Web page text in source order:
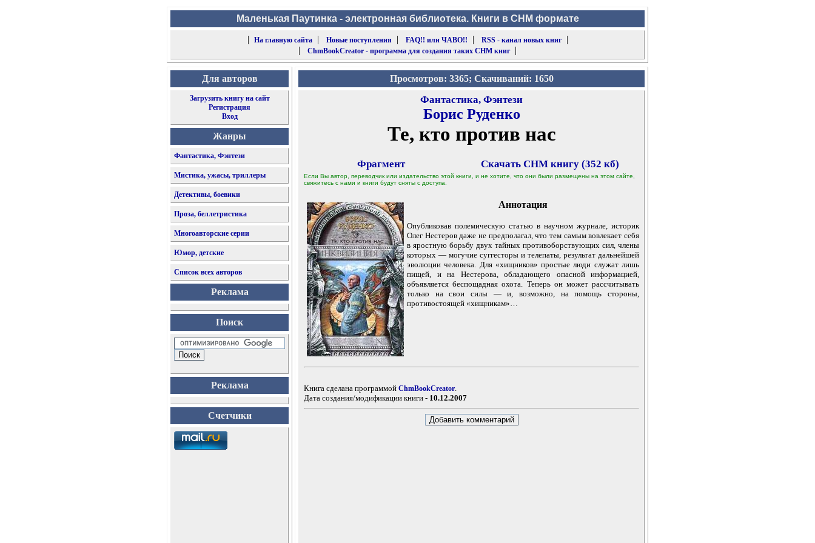
Маленькая Паутинка - электронная библиотека. Книги в CHM формате
|
На главную сайта| Новые поступления | FAQ!! или ЧАВО!! | RSS - канал новых книг|
|
ChmBookCreator - программа для создания таких CHM книг|
Для авторов
Загрузить книгу на сайт
Регистрация
Вход
Жанры
Фантастика, Фэнтези
Мистика, ужасы, триллеры
Детективы, боевики
Проза, беллетристика
Многоавторские серии
Юмор, детские
Список всех авторов
Реклама
Поиск
Реклама
Счетчики
Просмотров: 3365; Скачиваний: 1650
Фантастика, Фэнтези
Борис Руденко
Те, кто против нас
Фрагмент Скачать CHM книгу (352 кб)
Если Вы автор, переводчик или издательство этой книги, и не хотите, что они были размещены на этом сайте,
свяжитесь с нами и книги будут сняты с доступа.
Аннотация
Опубликовав полемическую статью в научном журнале, историк
Олег Нестеров даже не предполагал, что тем самым вовлекает себя
в яростную борьбу двух тайных противоборствующих сил, члены
которых — могучие суггесторы и телепаты, результат дальнейшей
эволюции человека. Для «хищников» простые люди служат лишь
пищей, и на Нестерова, обладающего опасной информацией,
объявляется беспощадная охота. Теперь он может рассчитывать
только на свои силы — и, возможно, на помощь стороны,
противостоящей «хищникам»…
Книга сделана программой ChmBookCreator.
Дата создания/модификации книги - 10.12.2007